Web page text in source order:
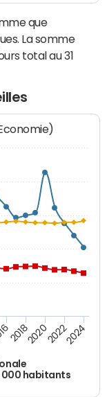
que
La somme
total au 31
000 habitants
2018202020222024